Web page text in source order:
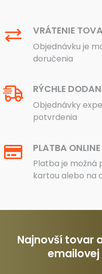
VRÁTENIE
Objednávku je
doručenia
RÝCHLE
Objednávky
potvrdenia
PLATBA ONLINE
Platba je možná
kartou alebo na
Najnovší tovar